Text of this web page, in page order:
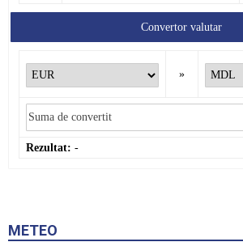
Convertor valutar
»
Rezultat: -
METEO